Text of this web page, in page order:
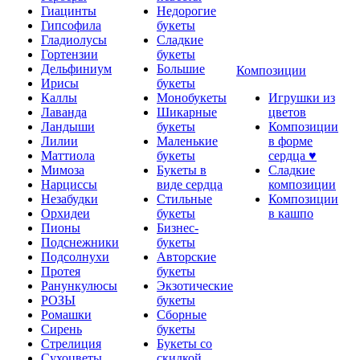
Гиацинты
Гипсофила
Гладиолусы
Гортензии
Дельфиниум
Ирисы
Каллы
Лаванда
Ландыши
Лилии
Маттиола
Мимоза
Нарциссы
Незабудки
Орхидеи
Пионы
Подснежники
Подсолнухи
Протея
Ранункулюсы
РОЗЫ
Ромашки
Сирень
Стрелиция
Недорогие
букеты
Сладкие
букеты
Большие
букеты
Монобукеты
Шикарные
букеты
Маленькие
букеты
Букеты в
виде сердца
Стильные
букеты
Бизнес-
букеты
Авторские
букеты
Экзотические
букеты
Сборные
букеты
Букеты со
Композиции
Игрушки из
цветов
Композиции
в форме
сердца ♥
Сладкие
композиции
Композиции
в кашпо